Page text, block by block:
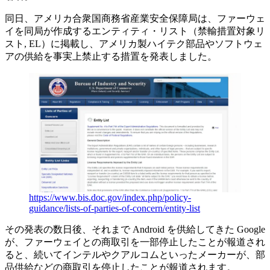
同日、アメリカ合衆国商務省産業安全保障局は、ファーウェ
イを同局が作成するエンティティ・リスト（禁輸措置対象リ
スト, EL）に掲載し、アメリカ製ハイテク部品やソフトウェ
アの供給を事実上禁止する措置を発表しました。
https://www.bis.doc.gov/index.php/policy-
guidance/lists-of-parties-of-concern/entity-list
その発表の数日後、それまで Android を供給してきた Google
が、ファーウェイとの商取引を一部停止したことが報道され
ると、続いてインテルやクアルコムといったメーカーが、部
品供給などの商取引を停止したことが報道されます。